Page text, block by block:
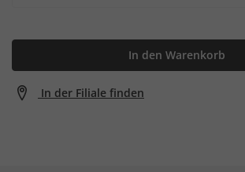
In den Warenkorb
In der Filiale finden